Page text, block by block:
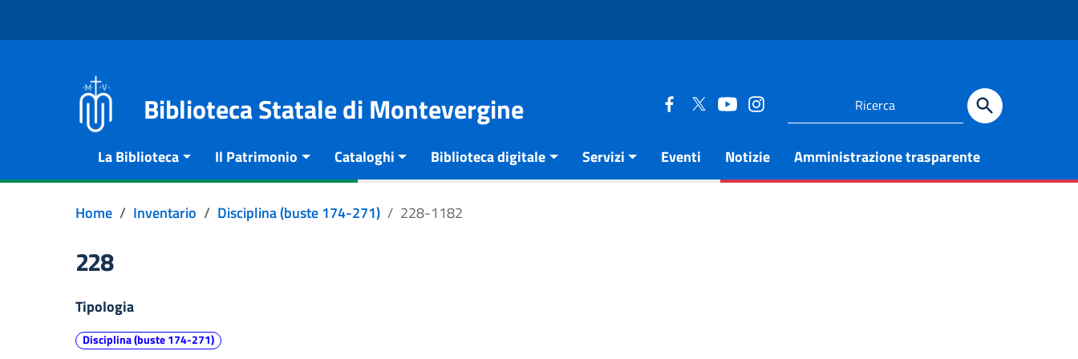
Biblioteca Statale di Montevergine
La Biblioteca Il Patrimonio Cataloghi Biblioteca digitale Servizi Eventi Notizie Amministrazione trasparente
Home Inventario Disciplina (buste 174-271) 228-1182
228
Tipologia
Disciplina (buste 174-271)